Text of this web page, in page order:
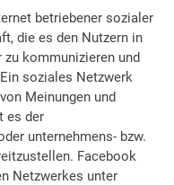
betriebener sozialer
die es den Nutzern in
zu kommunizieren und
soziales Netzwerk
Meinungen und
es der
unternehmens- bzw.
Facebook
Netzwerkes unter